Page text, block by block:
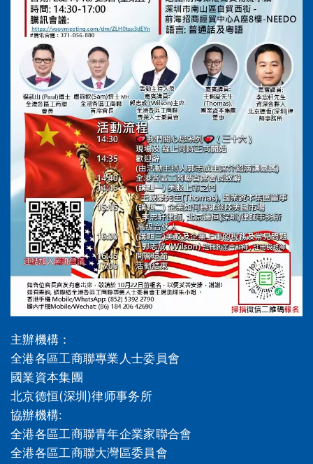
主辦機構：
全港各區工商聯專業人士委員會
國業資本集團
北京德恒(深圳)律师事务所
協辦機構:
全港各區工商聯青年企業家聯合會
全港各區工商聯大灣區委員會